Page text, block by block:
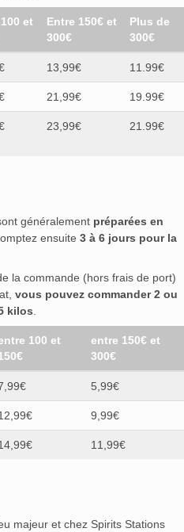
et
Entre 150€ et
300€
Plus de
300€
13,99€ 11.99€
21,99€ 19.99€
23,99€ 21.99€
généralement préparées en
ensuite 3 à 6 jours pour la
la commande (hors frais de port)
vous pouvez commander 2 ou
kilos.
100 et
entre 150€ et
300€
5,99€
9,99€
11,99€
majeur et chez Spirits Stations